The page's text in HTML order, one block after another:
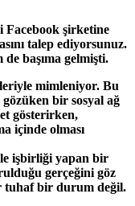
Facebook şirketine
talep ediyorsunuz.
de başıma gelmişti.
mimleniyor. Bu
bir sosyal ağ
gösterirken,
içinde olması
işbirliği yapan bir
gerçeğini göz
tuhaf bir durum değil.